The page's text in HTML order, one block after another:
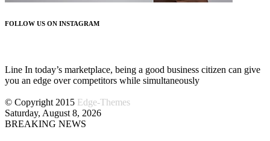
FOLLOW US ON INSTAGRAM
Line In today’s marketplace, being a good business citizen can give
you an edge over competitors while simultaneously
© Copyright 2015 Edge-Themes
Saturday, August 8, 2026
BREAKING NEWS